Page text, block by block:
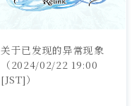
关于已发现的异常现象
（2024/02/22 19:00
[JST]）